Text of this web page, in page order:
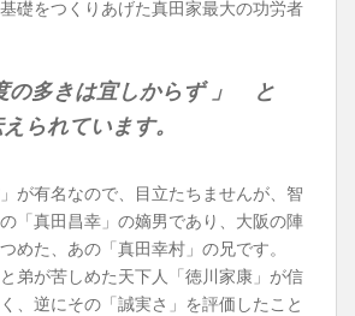
礎をつくりあげた真田家最大の功労者
の多きは宜しからず 」 と
られています。
が有名なので、目立たちませんが、智
「真田昌幸」の嫡男であり、大阪の陣
めた、あの「真田幸村」の兄です。
弟が苦しめた天下人「徳川家康」が信
、逆にその「誠実さ」を評価したこと